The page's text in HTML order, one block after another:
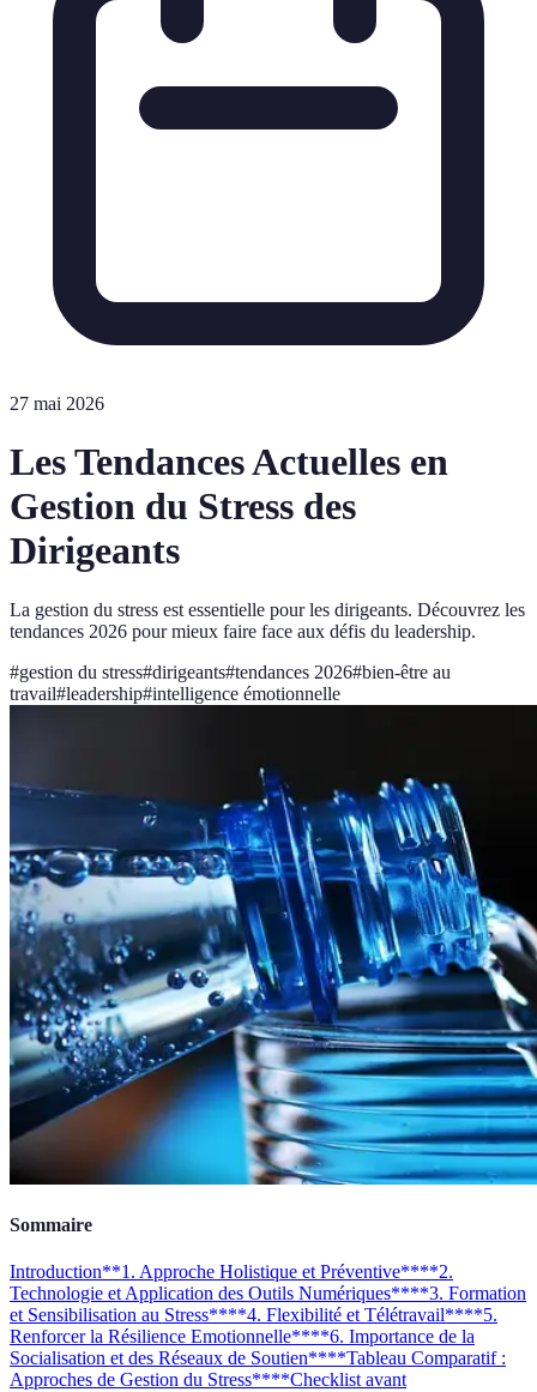
27 mai 2026
Les Tendances Actuelles en
Gestion du Stress des
Dirigeants
La gestion du stress est essentielle pour les dirigeants. Découvrez les
tendances 2026 pour mieux faire face aux défis du leadership.
#gestion du stress#dirigeants#tendances 2026#bien-être au
travail#leadership#intelligence émotionnelle
Sommaire
Introduction**1. Approche Holistique et Préventive****2.
Technologie et Application des Outils Numériques****3. Formation
et Sensibilisation au Stress****4. Flexibilité et Télétravail****5.
Renforcer la Résilience Emotionnelle****6. Importance de la
Socialisation et des Réseaux de Soutien****Tableau Comparatif :
Approches de Gestion du Stress****Checklist avant